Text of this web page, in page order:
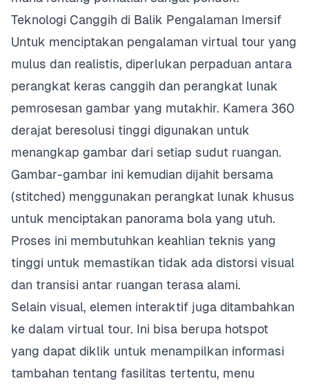
Teknologi Canggih di Balik Pengalaman Imersif
Untuk menciptakan pengalaman virtual tour yang
mulus dan realistis, diperlukan perpaduan antara
perangkat keras canggih dan perangkat lunak
pemrosesan gambar yang mutakhir. Kamera 360
derajat beresolusi tinggi digunakan untuk
menangkap gambar dari setiap sudut ruangan.
Gambar-gambar ini kemudian dijahit bersama
(stitched) menggunakan perangkat lunak khusus
untuk menciptakan panorama bola yang utuh.
Proses ini membutuhkan keahlian teknis yang
tinggi untuk memastikan tidak ada distorsi visual
dan transisi antar ruangan terasa alami.
Selain visual, elemen interaktif juga ditambahkan
ke dalam virtual tour. Ini bisa berupa hotspot
yang dapat diklik untuk menampilkan informasi
tambahan tentang fasilitas tertentu, menu